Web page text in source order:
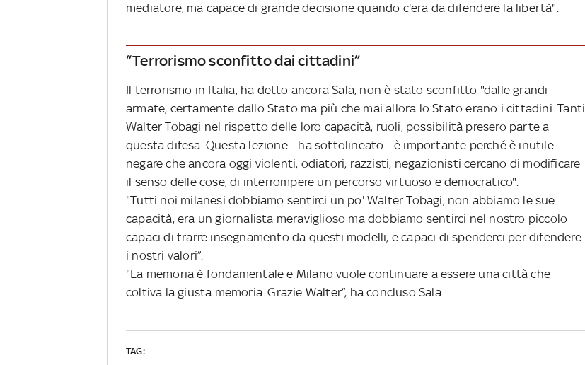
mediatore, ma capace di grande decisione quando c'era da difendere la libertà".
“Terrorismo sconfitto dai cittadini”
Il terrorismo in Italia, ha detto ancora Sala, non è stato sconfitto "dalle grandi
armate, certamente dallo Stato ma più che mai allora lo Stato erano i cittadini. Tanti
Walter Tobagi nel rispetto delle loro capacità, ruoli, possibilità presero parte a
questa difesa. Questa lezione - ha sottolineato - è importante perché è inutile
negare che ancora oggi violenti, odiatori, razzisti, negazionisti cercano di modificare
il senso delle cose, di interrompere un percorso virtuoso e democratico".
"Tutti noi milanesi dobbiamo sentirci un po' Walter Tobagi, non abbiamo le sue
capacità, era un giornalista meraviglioso ma dobbiamo sentirci nel nostro piccolo
capaci di trarre insegnamento da questi modelli, e capaci di spenderci per difendere
i nostri valori”.
"La memoria è fondamentale e Milano vuole continuare a essere una città che
coltiva la giusta memoria. Grazie Walter”, ha concluso Sala.
TAG: